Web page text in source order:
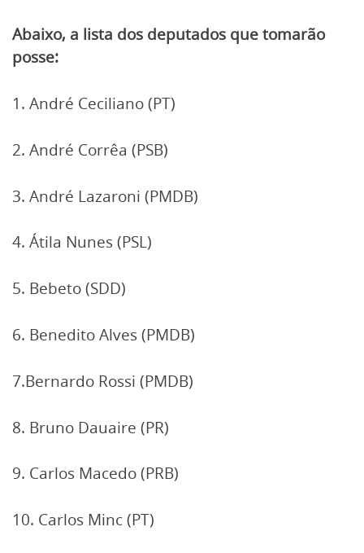
Abaixo, a lista dos deputados que tomarão
posse:
1. André Ceciliano (PT)
2. André Corrêa (PSB)
3. André Lazaroni (PMDB)
4. Átila Nunes (PSL)
5. Bebeto (SDD)
6. Benedito Alves (PMDB)
7.Bernardo Rossi (PMDB)
8. Bruno Dauaire (PR)
9. Carlos Macedo (PRB)
10. Carlos Minc (PT)